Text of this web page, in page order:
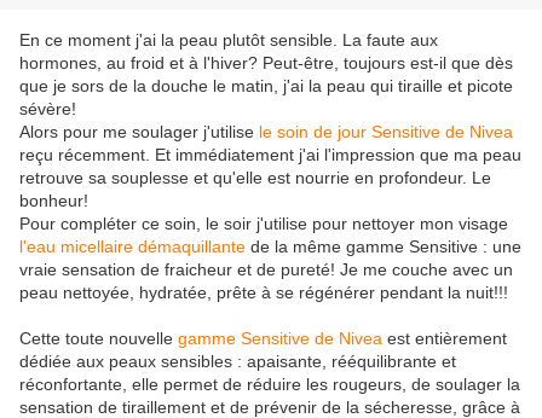
En ce moment j'ai la peau plutôt sensible. La faute aux
hormones, au froid et à l'hiver? Peut-être, toujours est-il que dès
que je sors de la douche le matin, j'ai la peau qui tiraille et picote
sévère!
Alors pour me soulager j'utilise le soin de jour Sensitive de Nivea
reçu récemment. Et immédiatement j'ai l'impression que ma peau
retrouve sa souplesse et qu'elle est nourrie en profondeur. Le
bonheur!
Pour compléter ce soin, le soir j'utilise pour nettoyer mon visage
l'eau micellaire démaquillante de la même gamme Sensitive : une
vraie sensation de fraicheur et de pureté! Je me couche avec un
peau nettoyée, hydratée, prête à se régénérer pendant la nuit!!!
Cette toute nouvelle gamme Sensitive de Nivea est entièrement
dédiée aux peaux sensibles : apaisante, rééquilibrante et
réconfortante, elle permet de réduire les rougeurs, de soulager la
sensation de tiraillement et de prévenir de la sécheresse, grâce à